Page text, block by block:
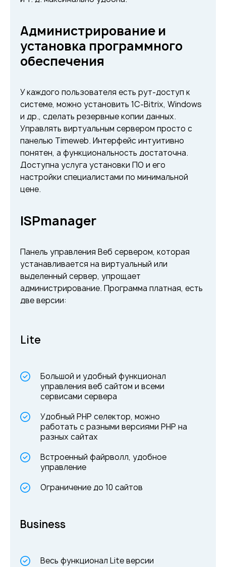
Администрирование и
установка программного
обеспечения
У каждого пользователя есть рут-доступ к
системе, можно установить 1С-Bitrix, Windows
и др., сделать резервные копии данных.
Управлять виртуальным сервером просто с
панелью Timeweb. Интерфейс интуитивно
понятен, а функциональность достаточна.
Доступна услуга установки ПО и его
настройки специалистами по минимальной
цене.
ISPmanager
Панель управления Веб сервером, которая
устанавливается на виртуальный или
выделенный сервер, упрощает
администрирование. Программа платная, есть
две версии:
Lite
Большой и удобный функционал
управления веб сайтом и всеми
сервисами сервера
Удобный PHP селектор, можно
работать с разными версиями PHP на
разных сайтах
Встроенный файрволл, удобное
управление
Ограничение до 10 сайтов
Business
Весь функционал Lite версии